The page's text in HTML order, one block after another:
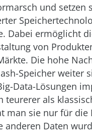
und setzen
Dabei ermöglicht
von
Die hohe
Speicher weiter
Data-Lösungen
teurerer als
man sie nur für die
Daten